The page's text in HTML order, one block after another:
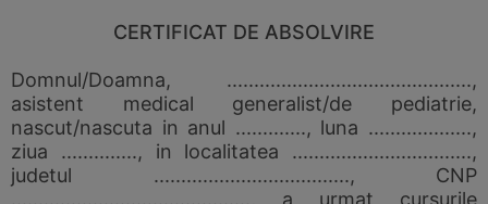
CERTIFICAT DE ABSOLVIRE
Domnul/Doamna, .............................................,
asistent medical generalist/de pediatrie,
nascut/nascuta in anul ............., luna ...................,
ziua .............., in localitatea .................................,
judetul ...................................., CNP
............................................, a urmat cursurile